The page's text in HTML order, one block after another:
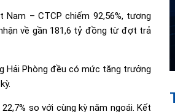
– CTCP chiếm 92,56%, tương
về gần 181,6 tỷ đồng từ đợt trả
Hải Phòng đều có mức tăng trưởng
so với cùng kỳ năm ngoái. Kết